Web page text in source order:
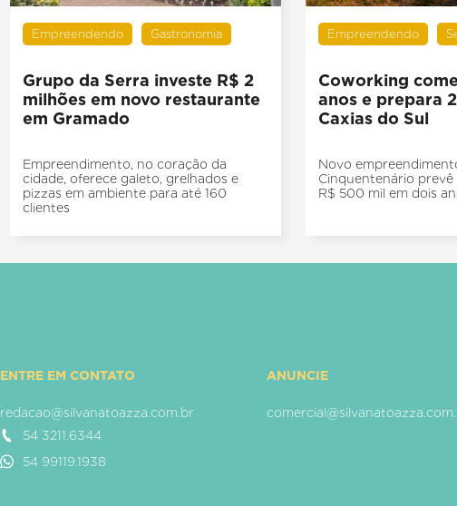
Empreendendo Gastronomia
Grupo da Serra investe R$ 2
milhões em novo restaurante
em Gramado
Empreendimento, no coração da
cidade, oferece galeto, grelhados e
pizzas em ambiente para até 160
clientes
Empreendendo
Coworking
anos e prepara
Caxias do Sul
Novo
Cinquentenário
R$ 500 mil em dois
ENTRE EM CONTATO
redacao@silvanatoazza.com.br
54 3211.6344
54 99119.1938
ANUNCIE